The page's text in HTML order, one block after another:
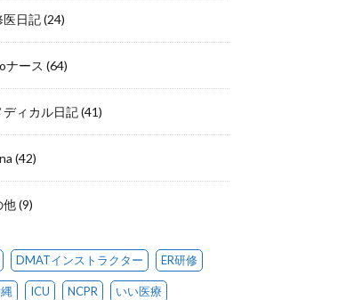
医日記(24)
ナース (64)
ディカル日記(41)
(42)
他(9)
DMATインストラクター ER研修
ICU NCPR いい医療